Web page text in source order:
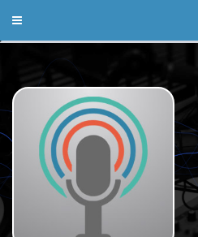
Toggle